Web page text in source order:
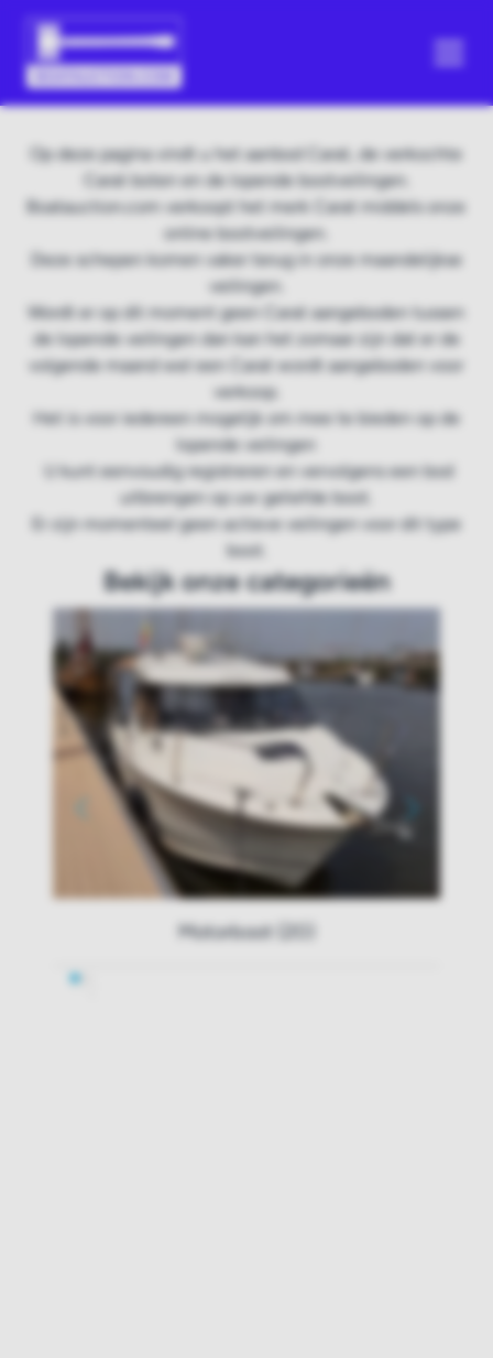
Op deze pagina vindt u het aanbod Carat, de verkochte
Carat boten en de lopende bootveilingen.
Boatauction.com verkoopt het merk Carat middels onze
online bootveilingen.
Deze schepen komen vaker terug in onze maandelijkse
veilingen.
Wordt er op dit moment geen Carat aangeboden tussen
de lopende veilingen dan kan het zomaar zijn dat er de
volgende maand wel een Carat wordt aangeboden voor
verkoop.
Het is voor iedereen mogelijk om mee te bieden op de
lopende veilingen
U kunt eenvoudig registreren en vervolgens een bod
uitbrengen op uw geliefde boot.
Er zijn momenteel geen actieve veilingen voor dit type
boot.
Bekijk onze categorieën
Motorboot (20)